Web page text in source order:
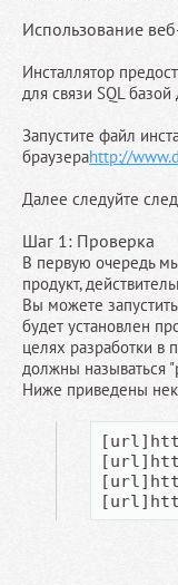
Использование
Инсталлятор
для связи SQL
Запустите файл
браузераhttp://
Далее следуйте
Шаг 1: Проверка
В первую очередь
продукт,
Вы можете
будет установлен
целях разработки
должны называться
Ниже приведены